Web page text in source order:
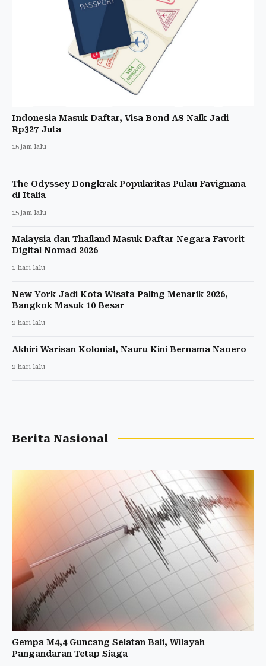
Indonesia Masuk Daftar, Visa Bond AS Naik Jadi
Rp327 Juta
15 jam lalu
The Odyssey Dongkrak Popularitas Pulau Favignana
di Italia
15 jam lalu
Malaysia dan Thailand Masuk Daftar Negara Favorit
Digital Nomad 2026
1 hari lalu
New York Jadi Kota Wisata Paling Menarik 2026,
Bangkok Masuk 10 Besar
2 hari lalu
Akhiri Warisan Kolonial, Nauru Kini Bernama Naoero
2 hari lalu
Berita Nasional
Gempa M4,4 Guncang Selatan Bali, Wilayah
Pangandaran Tetap Siaga